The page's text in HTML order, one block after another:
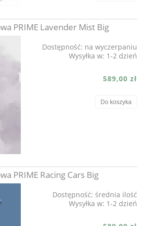
PRIME Lavender Mist Big
Dostępność: na wyczerpaniu
Wysyłka w: 1-2 dzień
589,00 zł
Do koszyka
PRIME Racing Cars Big
Dostępność: średnia ilość
Wysyłka w: 1-2 dzień